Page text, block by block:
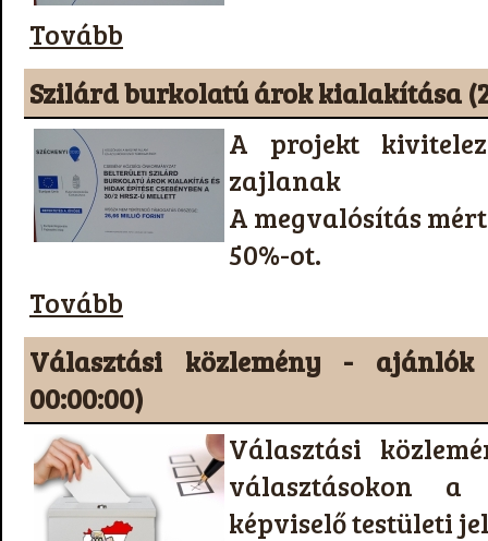
Tovább
Szilárd burkolatú árok kialakítása
A projekt
zajlanak
A megvalósítás
50%-ot.
Tovább
Választási közlemény - ajánlók
00:00:00)
Választási
választásokon
képviselő testületi